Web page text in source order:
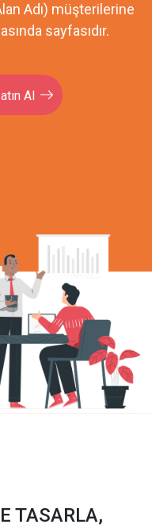
Adı) müşterilerine
sayfasıdır.
Al
TASARLA,